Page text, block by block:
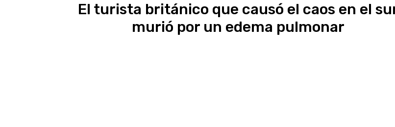
El turista británico que causó el caos en el
murió por un edema pulmonar